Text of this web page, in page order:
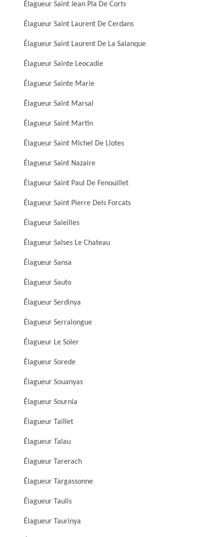
Élagueur Saint Jean Pla De Corts
Élagueur Saint Laurent De Cerdans
Élagueur Saint Laurent De La Salanque
Élagueur Sainte Leocadie
Élagueur Sainte Marie
Élagueur Saint Marsal
Élagueur Saint Martin
Élagueur Saint Michel De Llotes
Élagueur Saint Nazaire
Élagueur Saint Paul De Fenouillet
Élagueur Saint Pierre Dels Forcats
Élagueur Saleilles
Élagueur Salses Le Chateau
Élagueur Sansa
Élagueur Sauto
Élagueur Serdinya
Élagueur Serralongue
Élagueur Le Soler
Élagueur Sorede
Élagueur Souanyas
Élagueur Sournia
Élagueur Taillet
Élagueur Talau
Élagueur Tarerach
Élagueur Targassonne
Élagueur Taulis
Élagueur Taurinya